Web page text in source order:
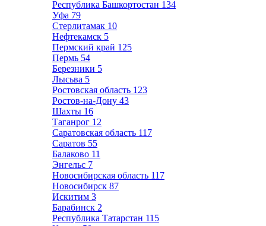
Республика Башкортостан 134
Уфа 79
Стерлитамак 10
Нефтекамск 5
Пермский край 125
Пермь 54
Березники 5
Лысьва 5
Ростовская область 123
Ростов-на-Дону 43
Шахты 16
Таганрог 12
Саратовская область 117
Саратов 55
Балаково 11
Энгельс 7
Новосибирская область 117
Новосибирск 87
Искитим 3
Барабинск 2
Республика Татарстан 115